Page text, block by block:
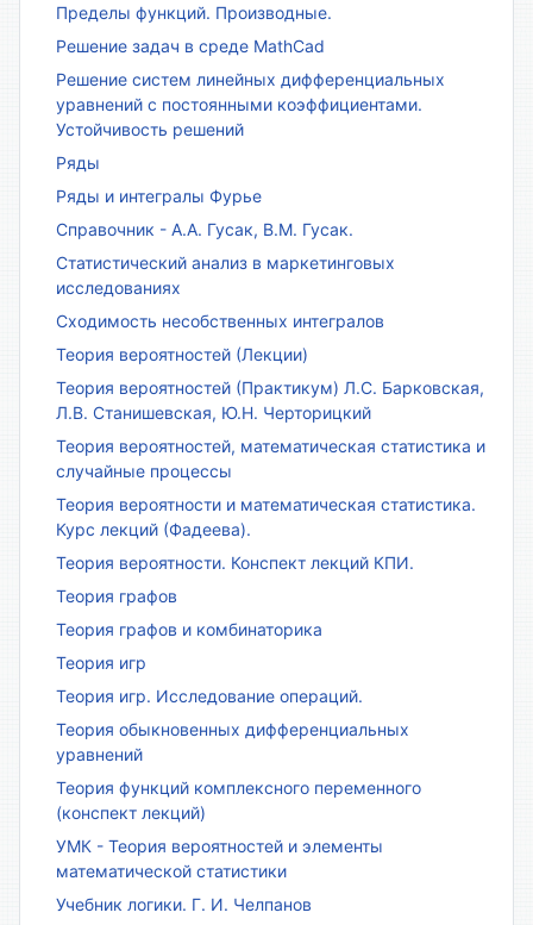
Пределы функций. Производные.
Решение задач в среде MathCad
Решение систем линейных дифференциальных
уравнений с постоянными коэффициентами.
Устойчивость решений
Ряды
Ряды и интегралы Фурье
Справочник - А.А. Гусак, В.М. Гусак.
Статистический анализ в маркетинговых
исследованиях
Сходимость несобственных интегралов
Теория вероятностей (Лекции)
Теория вероятностей (Практикум) Л.С. Барковская,
Л.В. Станишевская, Ю.Н. Черторицкий
Теория вероятностей, математическая статистика и
случайные процессы
Теория вероятности и математическая статистика.
Курс лекций (Фадеева).
Теория вероятности. Конспект лекций КПИ.
Теория графов
Теория графов и комбинаторика
Теория игр
Теория игр. Исследование операций.
Теория обыкновенных дифференциальных
уравнений
Теория функций комплексного переменного
(конспект лекций)
УМК - Теория вероятностей и элементы
математической статистики
Учебник логики. Г. И. Челпанов